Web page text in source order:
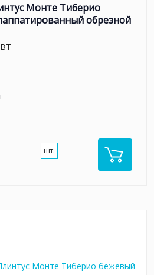
Монте Тиберио
обрезной
шт.